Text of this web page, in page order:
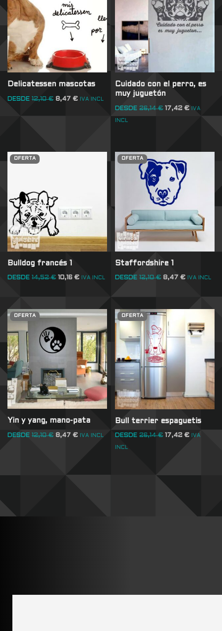
Delicatessen mascotas
DESDE 12,10€ 8,47 € IVA INCL
Cuidado con el perro, es
muy juguetón
DESDE 26,14€ 17,42€ IVA
INCL
OFERTA
Bulldog francés 1
DESDE 14,52€ 10,16 € IVA INCL
OFERTA
Staffordshire 1
DESDE 12,10€ 8,47€ IVA INCL
OFERTA
Yin y yang, mano-pata
DESDE 12,10€ 8,47 € IVA INCL
OFERTA
Bull terrier espaguetis
DESDE 26,14€ 17,42€ IVA
INCL